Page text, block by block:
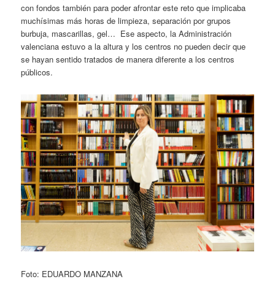
con fondos también para poder afrontar este reto que implicaba
muchísimas más horas de limpieza, separación por grupos
burbuja, mascarillas, gel… Ese aspecto, la Administración
valenciana estuvo a la altura y los centros no pueden decir que
se hayan sentido tratados de manera diferente a los centros
públicos.
Foto: EDUARDO MANZANA